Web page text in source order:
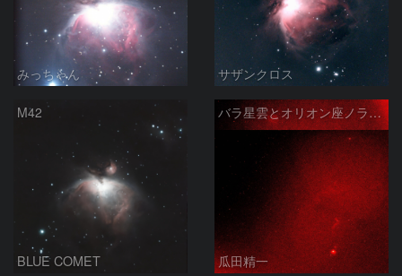
みっちゃん サザンクロス
M42
BLUE COMET
バラ星雲とオリオン座ノラマ50mm
瓜田精一